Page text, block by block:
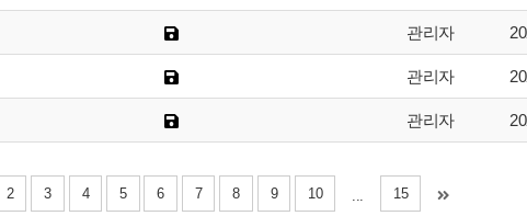
관리자
관리자
관리자
2 3 4 5 6 7 8 9 10 15